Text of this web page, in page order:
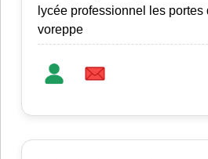
lycée professionnel les portes
voreppe